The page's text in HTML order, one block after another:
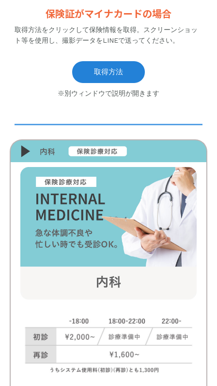
保険証がマイナカードの場合
取得方法をクリックして保険情報を取得。スクリーンショッ
ト等を使用し、撮影データをLINEで送ってください。
取得方法
※別ウィンドウで説明が開きます